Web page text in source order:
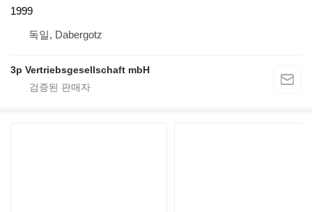
1999
독일, Dabergotz
3p Vertriebsgesellschaft mbH